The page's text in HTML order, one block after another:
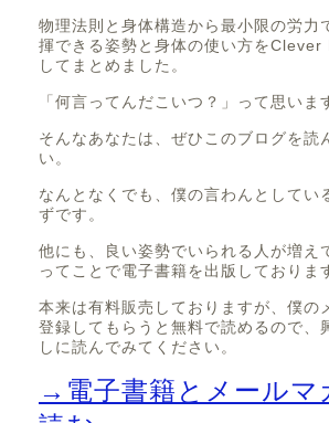
物理法則と身体構造から最小限の労力
揮できる姿勢と身体の使い方を
してまとめました。
「何言ってんだこいつ？」って思いま
そんなあなたは、ぜひこのブログを読
い。
なんとなくでも、僕の言わんとしてい
ずです。
他にも、良い姿勢でいられる人が増え
ってことで電子書籍を出版しておりま
本来は有料販売しておりますが、僕の
登録してもらうと無料で読めるので、
しに読んでみてください。
→電子書籍とメールマ